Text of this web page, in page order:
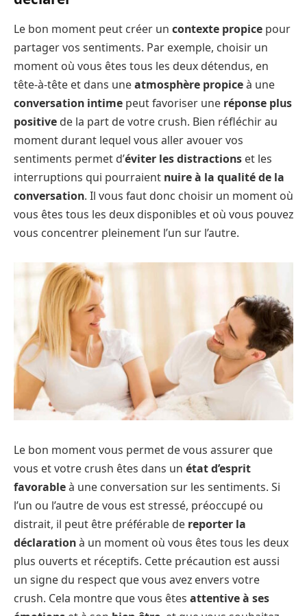
Le bon moment peut créer un contexte propice pour
partager vos sentiments. Par exemple, choisir un
moment où vous êtes tous les deux détendus, en
tête-à-tête et dans uneatmosphère propiceà une
conversation intime peut favoriser une réponse plus
positive de la part de votre crush. Bien réfléchir au
moment durant lequel vous aller avouer vos
sentiments permet d’éviter les distractions et les
interruptions qui pourraient nuire à la qualité de la
conversation. Il vous faut donc choisir un moment où
vous êtes tous les deux disponibles et où vous pouvez
vous concentrer pleinement l’un sur l’autre.
Le bon moment vous permet de vous assurer que
vous et votre crush êtes dans un état d’esprit
favorableà une conversation sur les sentiments. Si
l’un ou l’autre de vous est stressé, préoccupé ou
distrait, il peut être préférable de reporter la
déclarationà un moment où vous êtes tous les deux
plus ouverts et réceptifs. Cette précaution est aussi
un signe du respect que vous avez envers votre
crush. Cela montre que vous êtes attentive à ses